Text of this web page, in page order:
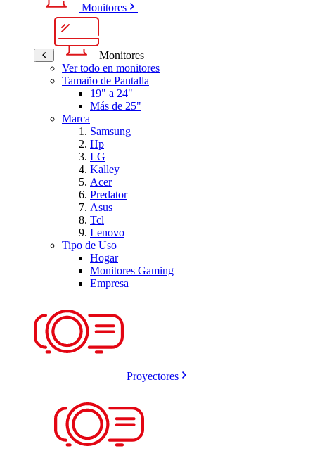
Monitores
Monitores
Ver todo en monitores
Tamaño de Pantalla
19" a 24"
Más de 25"
Marca
Samsung
Hp
LG
Kalley
Acer
Predator
Asus
Tcl
Lenovo
Tipo de Uso
Hogar
Monitores Gaming
Empresa
Proyectores